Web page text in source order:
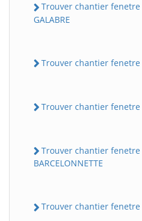
Trouver chantier fenetre
GALABRE
Trouver chantier fenetre
Trouver chantier fenetre
Trouver chantier fenetre
BARCELONNETTE
Trouver chantier fenetre